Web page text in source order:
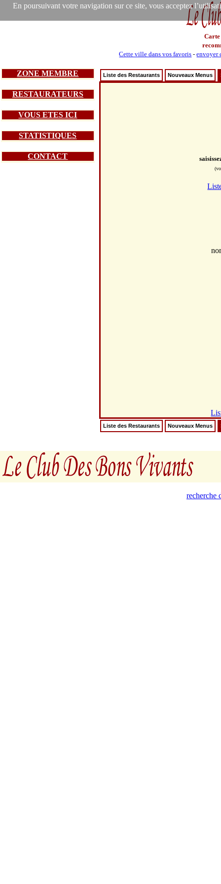
En poursuivant votre navigation sur ce site, vous acceptez
Carte
Cette ville dans vos favoris -envoyer
ZONE MEMBRE
RESTAURATEURS
VOUS ETES ICI
STATISTIQUES
CONTACT
Liste des Restaurants Nouveaux Menus
Liste des Restaurants Nouveaux Menus
recherche